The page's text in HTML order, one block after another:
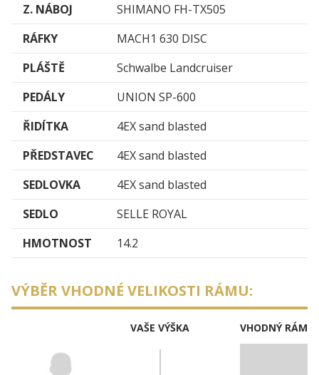
Z. NÁBOJ
SHIMANO FH-TX505
RÁFKY
MACH1 630 DISC
PLÁŠTĚ
Schwalbe Landcruiser
PEDÁLY
UNION SP-600
ŘIDÍTKA
4EX sand blasted
PŘEDSTAVEC
4EX sand blasted
SEDLOVKA
4EX sand blasted
SEDLO
SELLE ROYAL
HMOTNOST
14.2
VÝBĚR VHODNÉ VELIKOSTI RÁMU:
VAŠE VÝŠKA VHODNÝ RÁM